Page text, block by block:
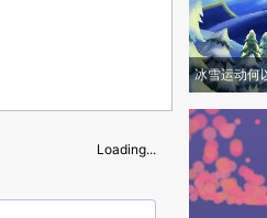
Loading...
冰雪运动何